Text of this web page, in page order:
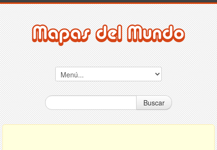
Buscar